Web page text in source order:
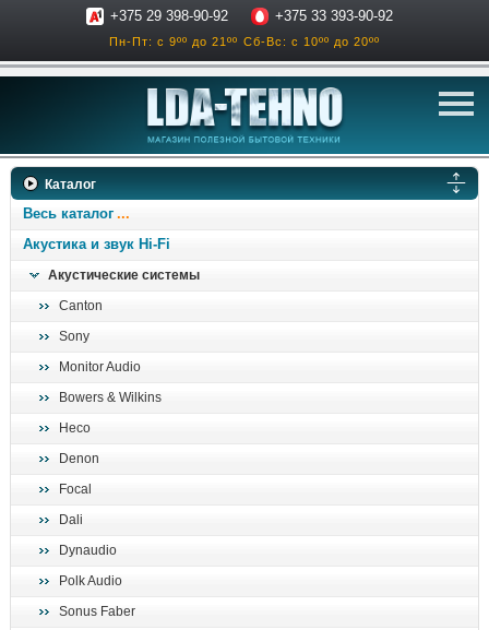
+375 29 398-90-92 +375 33 393-90-92
Пн-Пт: с 9ºº до 21ºº Сб-Вс: с 10ºº до 20ºº
телевизоры
ресиверы, усилители
Каталог
Весь каталог
Акустика и звук Hi-Fi
Акустические системы
Canton
Sony
Monitor Audio
Bowers & Wilkins
Heco
Denon
Focal
Dali
Dynaudio
Polk Audio
Sonus Faber